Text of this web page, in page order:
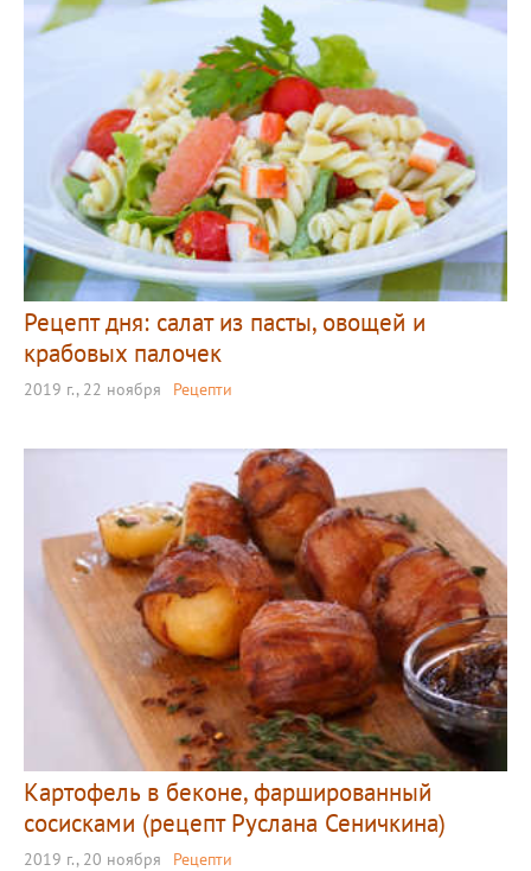
Рецепт дня: салат из пасты, овощей и
крабовых палочек
2019 г., 22 ноября Рецепти
Картофель в беконе, фаршированный
сосисками (рецепт Руслана Сеничкина)
2019 г., 20 ноября Рецепти